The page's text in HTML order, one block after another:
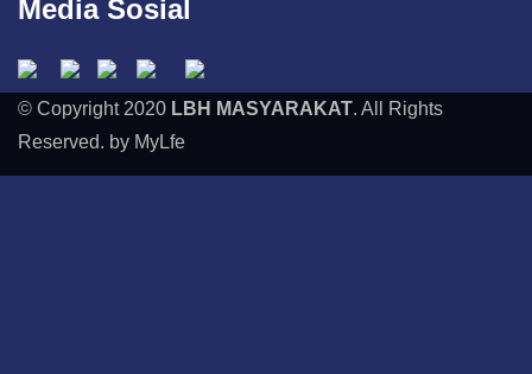
Media Sosial
© Copyright 2020 LBH MASYARAKAT. All Rights
Reserved. by MyLfe